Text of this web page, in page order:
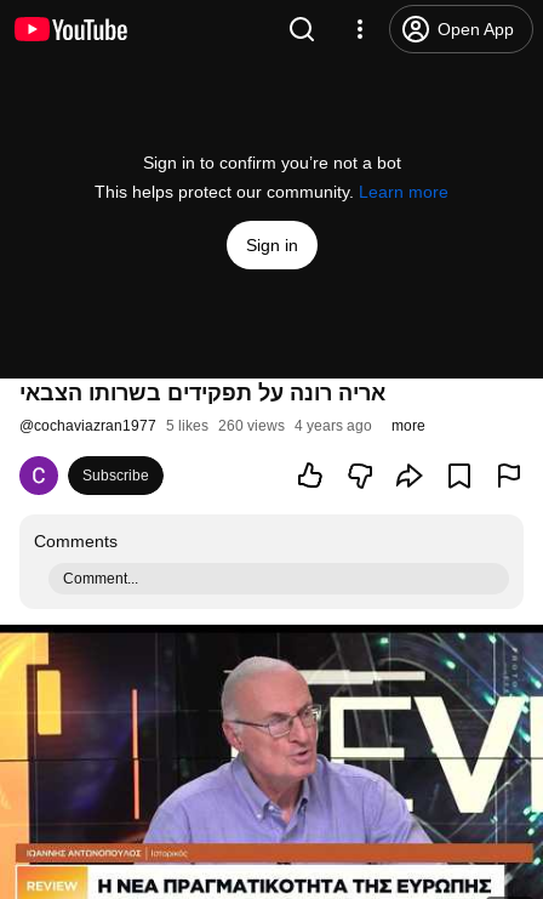
Open App
Sign in to confirm you’re not a bot
This helps protect our community. Learn more
Sign in
אריה רונה על תפקידים בשרותו הצבאי
@cochaviazran1977 5 likes 260 views 4 years ago more
Subscribe
Comments
Comment...